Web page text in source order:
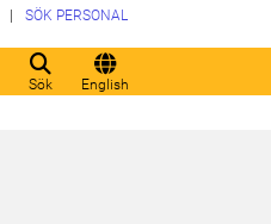
Sök English
SÖK PERSONAL